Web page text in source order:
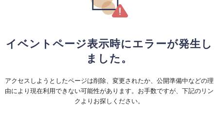
イベントページ表示時にエラーが発生し
ました。
アクセスしようとしたページは削除、変更されたか、公開準備中などの理
由により現在利用できない可能性があります。お手数ですが、下記のリン
クよりお探しください。